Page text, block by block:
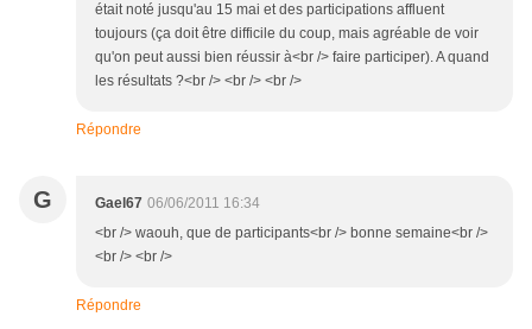
était noté jusqu'au 15 mai et des participations affluent
toujours (ça doit être difficile du coup, mais agréable de voir
qu'on peut aussi bien réussir à<br /> faire participer). A quand
les résultats ?<br /> <br /> <br />
Répondre
G Gael67 06/06/2011 16:34
<br /> waouh, que de participants<br /> bonne semaine<br />
<br /> <br />
Répondre